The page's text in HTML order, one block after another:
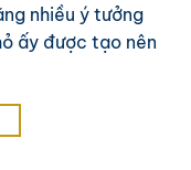
nhiều ý tưởng
ấy được tạo nên